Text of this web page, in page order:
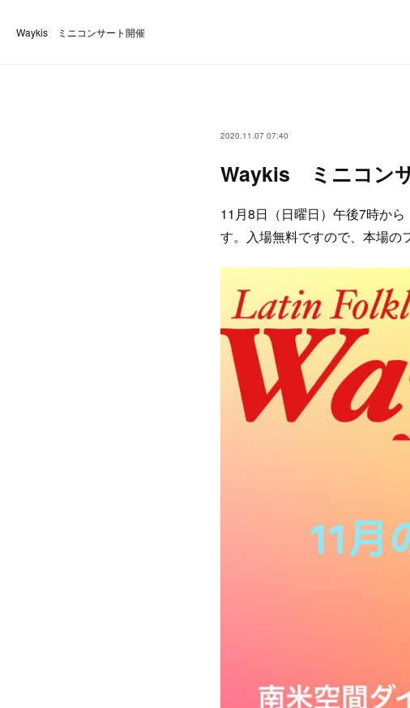
Waykis ミニコンサート開催
2020.11.07 07:40
Waykis ミニコン
11月8日（日曜日）午後7時か
す。入場無料ですので、本場の